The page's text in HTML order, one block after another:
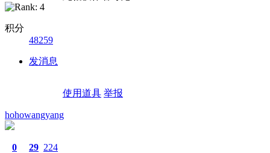
积分
48259
发消息
使用道具 举报
hohowangyang
0 29 224